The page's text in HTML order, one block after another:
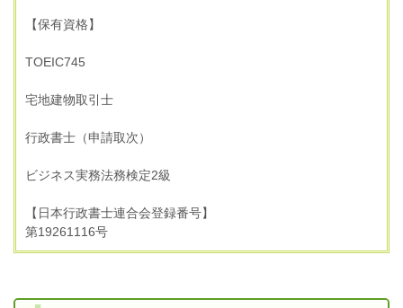
【保有資格】
TOEIC745
宅地建物取引士
行政書士（申請取次）
ビジネス実務法務検定2級
【日本行政書士連合会登録番号】
第19261116号